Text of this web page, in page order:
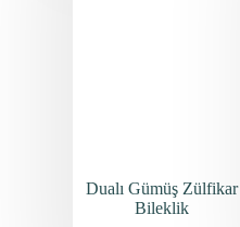
Dualı Gümüş Zülfikar
Bileklik